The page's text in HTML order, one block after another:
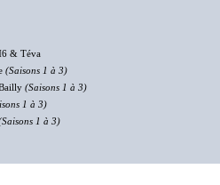
& Téva
(Saisons 1 à 3)
(Saisons 1 à 3)
1 à 3)
1 à 3)